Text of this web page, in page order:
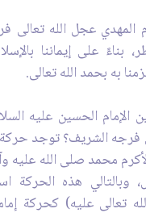
المهدي عجل الله تعالى
بناءً على إيماننا
به بحمد الله تعالى.
الإمام الحسين عليه
فرجه الشريف؟ توجد حركة
محمد صلى الله عليه
وبالتالي هذه
تعالى عليه) كحركة